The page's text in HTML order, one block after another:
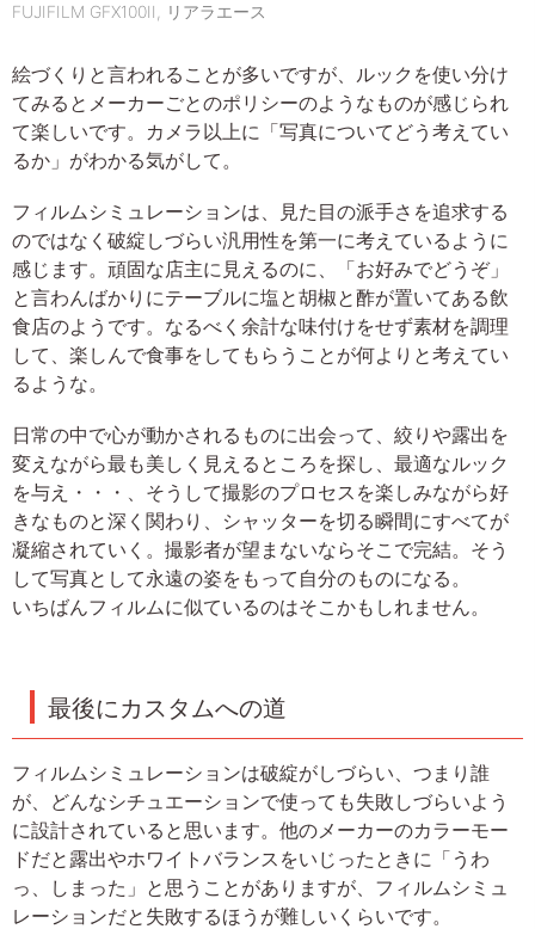
FUJIFILM GFX100II, リアラエース
絵づくりと言われることが多いですが、ルックを使い分け
てみるとメーカーごとのポリシーのようなものが感じられ
て楽しいです。カメラ以上に「写真についてどう考えてい
るか」がわかる気がして。
フィルムシミュレーションは、見た目の派手さを追求する
のではなく破綻しづらい汎用性を第一に考えているように
感じます。頑固な店主に見えるのに、「お好みでどうぞ」
と言わんばかりにテーブルに塩と胡椒と酢が置いてある飲
食店のようです。なるべく余計な味付けをせず素材を調理
して、楽しんで食事をしてもらうことが何よりと考えてい
るような。
日常の中で心が動かされるものに出会って、絞りや露出を
変えながら最も美しく見えるところを探し、最適なルック
を与え・・・、そうして撮影のプロセスを楽しみながら好
きなものと深く関わり、シャッターを切る瞬間にすべてが
凝縮されていく。撮影者が望まないならそこで完結。そう
して写真として永遠の姿をもって自分のものになる。
いちばんフィルムに似ているのはそこかもしれません。
最後にカスタムへの道
フィルムシミュレーションは破綻がしづらい、つまり誰
が、どんなシチュエーションで使っても失敗しづらいよう
に設計されていると思います。他のメーカーのカラーモー
ドだと露出やホワイトバランスをいじったときに「うわ
っ、しまった」と思うことがありますが、フィルムシミュ
レーションだと失敗するほうが難しいくらいです。